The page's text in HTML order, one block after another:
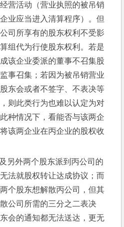
营活动（营业执照的被吊销
业应当进入清算程序）。但
司所享有的股东权利不受影
组代为行使股东权利。若是
该企业委派的董事不召集股
事召集；若因为被吊销营业
东会或者不签字、不表决等
则此类行为也难以认定为对
种情况下，看能否与该两企
该两企业在丙企业的股权收
另外两个股东派到丙公司的
法就股权转让达成协议；而
个股东想解散丙公司，但其
公司所需的三分之二表决
会的通知都无法送达，更无